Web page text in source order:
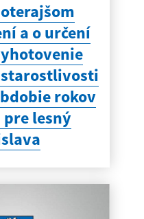
a o určení
rokov
pre lesný